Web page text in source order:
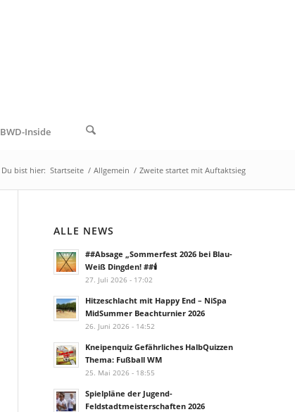
BWD-Inside
Du bist hier: Startseite / Allgemein / Zweite startet mit Auftaktsieg
ALLE NEWS
##Absage „Sommerfest 2026 bei Blau-
Weiß Dingden! ##🕯️
27. Juli 2026 - 17:02
Hitzeschlacht mit Happy End – NiSpa
MidSummer Beachturnier 2026
26. Juni 2026 - 14:52
Kneipenquiz Gefährliches HalbQuizzen
Thema: Fußball WM
25. Mai 2026 - 18:55
Spielpläne der Jugend-
Feldstadtmeisterschaften 2026